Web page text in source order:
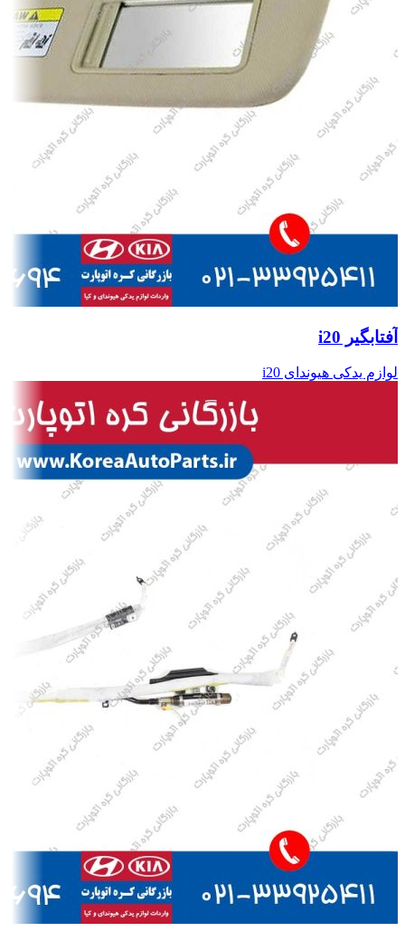
آفتابگیر i20
لوازم یدکی هیوندای i20